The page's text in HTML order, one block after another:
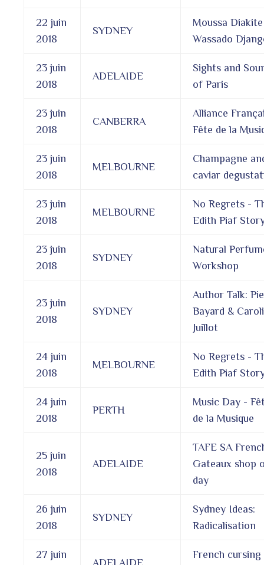
22 juin
2018
SYDNEY
Moussa
Wassado
23 juin
2018
ADELAIDE
Sights and
of Paris
23 juin
2018
CANBERRA
Alliance
Fête de la
23 juin
2018
MELBOURNE
Champagne
caviar
23 juin
2018
MELBOURNE
No Regrets -
Edith Piaf
23 juin
2018
SYDNEY
Natural
Workshop
23 juin
2018
SYDNEY
Author Talk:
Bayard &
Juillot
24 juin
2018
MELBOURNE
No Regrets -
Edith Piaf
24 juin
2018
PERTH
Music Day -
de la Musique
25 juin
2018
ADELAIDE
TAFE SA
Gateaux shop
day
26 juin
2018
SYDNEY
Sydney Ideas:
Radicalisation
27 juin
ADELAIDE
French cursing